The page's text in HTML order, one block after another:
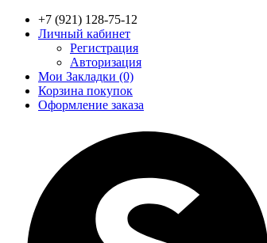
+7 (921) 128-75-12
Личный кабинет
Регистрация
Авторизация
Мои Закладки (0)
Корзина покупок
Оформление заказа